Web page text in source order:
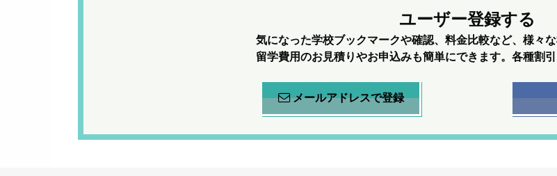
ユーザー登録する
気になった学校ブックマークや確認、料金比較など、様々な
留学費用のお見積りやお申込みも簡単にできます。各種割
メールアドレスで登録